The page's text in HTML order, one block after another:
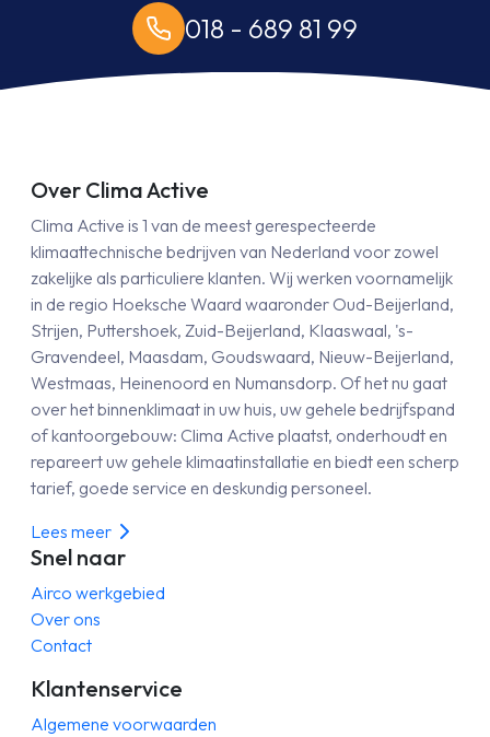
018 - 689 81 99
Over Clima Active
Clima Active is 1 van de meest gerespecteerde
klimaattechnische bedrijven van Nederland voor zowel
zakelijke als particuliere klanten. Wij werken voornamelijk
in de regio Hoeksche Waard waaronder Oud-Beijerland,
Strijen, Puttershoek, Zuid-Beijerland, Klaaswaal, 's-
Gravendeel, Maasdam, Goudswaard, Nieuw-Beijerland,
Westmaas, Heinenoord en Numansdorp. Of het nu gaat
over het binnenklimaat in uw huis, uw gehele bedrijfspand
of kantoorgebouw: Clima Active plaatst, onderhoudt en
repareert uw gehele klimaatinstallatie en biedt een scherp
tarief, goede service en deskundig personeel.
Lees meer
Snel naar
Airco werkgebied
Over ons
Contact
Klantenservice
Algemene voorwaarden